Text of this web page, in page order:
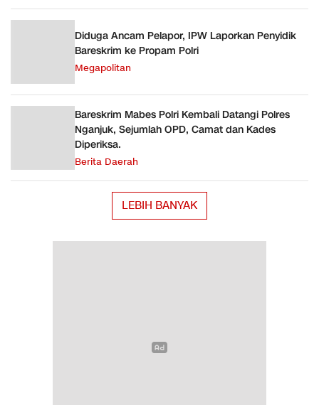
Diduga Ancam Pelapor, IPW Laporkan Penyidik
Bareskrim ke Propam Polri
Megapolitan
Bareskrim Mabes Polri Kembali Datangi Polres
Nganjuk, Sejumlah OPD, Camat dan Kades
Diperiksa.
Berita Daerah
LEBIH BANYAK